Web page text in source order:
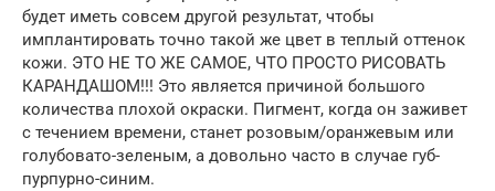
будет иметь совсем другой результат, чтобы
имплантировать точно такой же цвет в теплый оттенок
кожи. ЭТО НЕ ТО ЖЕ САМОЕ, ЧТО ПРОСТО РИСОВАТЬ
КАРАНДАШОМ!!! Это является причиной большого
количества плохой окраски. Пигмент, когда он заживет
с течением времени, станет розовым/оранжевым или
голубовато-зеленым, а довольно часто в случае губ-
пурпурно-синим.